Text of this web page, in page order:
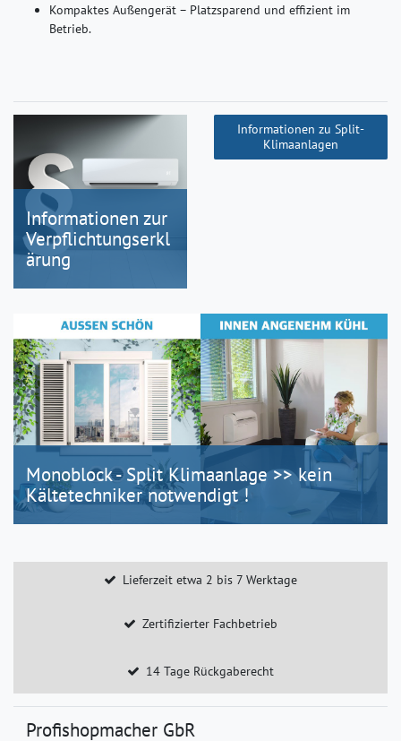
Kompaktes Außengerät – Platzsparend und effizient im
Betrieb.
Informationen zur
Verpflichtungserkl
ärung
Informationen zu Split-
Klimaanlagen
Monoblock - Split Klimaanlage >> kein
Kältetechniker notwendigt !
Lieferzeit etwa 2 bis 7 Werktage
Zertifizierter Fachbetrieb
14 Tage Rückgaberecht
Profishopmacher GbR